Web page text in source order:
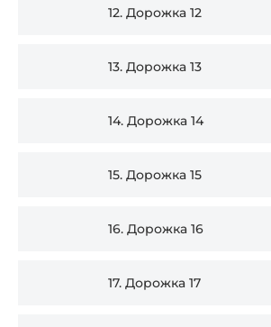
12. Дорожка 12
13. Дорожка 13
14. Дорожка 14
15. Дорожка 15
16. Дорожка 16
17. Дорожка 17